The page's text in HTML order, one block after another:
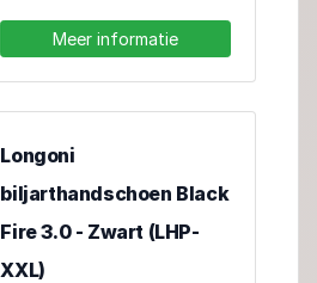
Meer informatie
Longoni
biljarthandschoen Black
Fire 3.0 - Zwart (LHP-
XXL)